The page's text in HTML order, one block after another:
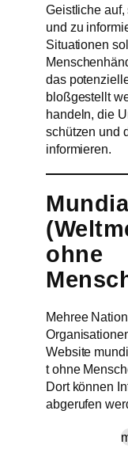
Geistliche
und zu
Situationen
das
bloßgestellt
handeln, die
schützen und
informieren.
ohne
Mehree
Website
t ohne
Dort können
abgerufen